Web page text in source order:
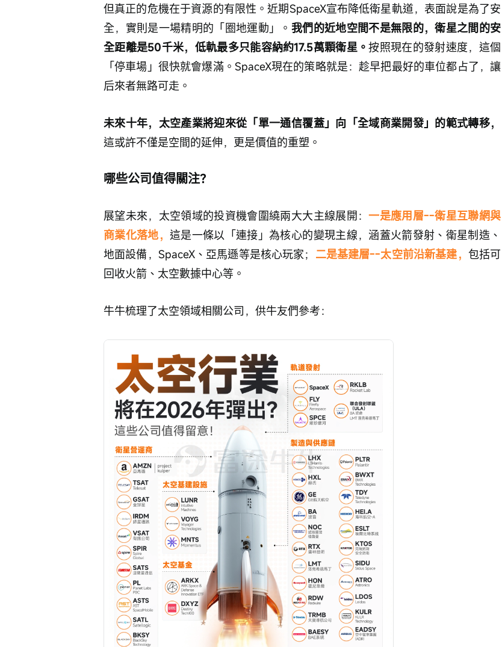
但真正的危機在于資源的有限性。近期SpaceX宣布降低衛星軌道，表面說是為了安
全，實則是一場精明的「圈地運動」。 我們的近地空間不是無限的，衛星之間的安
全距離是50千米，低軌最多只能容納約17.5萬顆衛星。按照現在的發射速度，這個
「停車場」很快就會爆滿。SpaceX現在的策略就是：趁早把最好的車位都占了，讓
后來者無路可走。
未來十年，太空產業將迎來從「單一通信覆蓋」向「全域商業開發」的範式轉移，
這或許不僅是空間的延伸，更是價值的重塑。
哪些公司值得關注？
展望未來，太空領域的投資機會圍繞兩大大主線展開：一是應用層--衛星互聯網與
商業化落地，這是一條以「連接」為核心的變現主線，涵蓋火箭發射、衛星制造、
地面設備，SpaceX、亞馬遜等是核心玩家； 二是基建層--太空前沿新基建， 包括可
回收火箭、太空數據中心等。
牛牛梳理了太空領域相關公司，供牛友們參考：